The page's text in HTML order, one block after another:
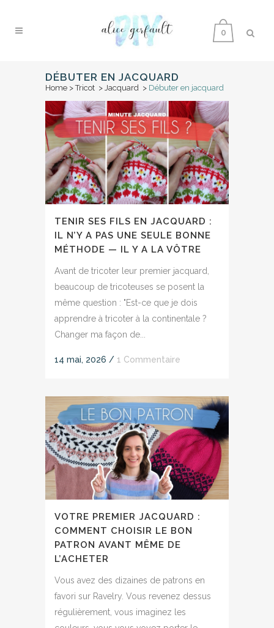
0
DÉBUTER EN JACQUARD
Home >Tricot > Jacquard > Débuter en jacquard
TENIR SES FILS EN JACQUARD :
IL N’Y A PAS UNE SEULE BONNE
MÉTHODE — IL Y A LA VÔTRE
Avant de tricoter leur premier jacquard,
beaucoup de tricoteuses se posent la
même question : "Est-ce que je dois
apprendre à tricoter à la continentale ?
Changer ma façon de...
14 mai, 2026 / 1 Commentaire
VOTRE PREMIER JACQUARD :
COMMENT CHOISIR LE BON
PATRON AVANT MÊME DE
L’ACHETER
Vous avez des dizaines de patrons en
favori sur Ravelry. Vous revenez dessus
régulièrement, vous imaginez les